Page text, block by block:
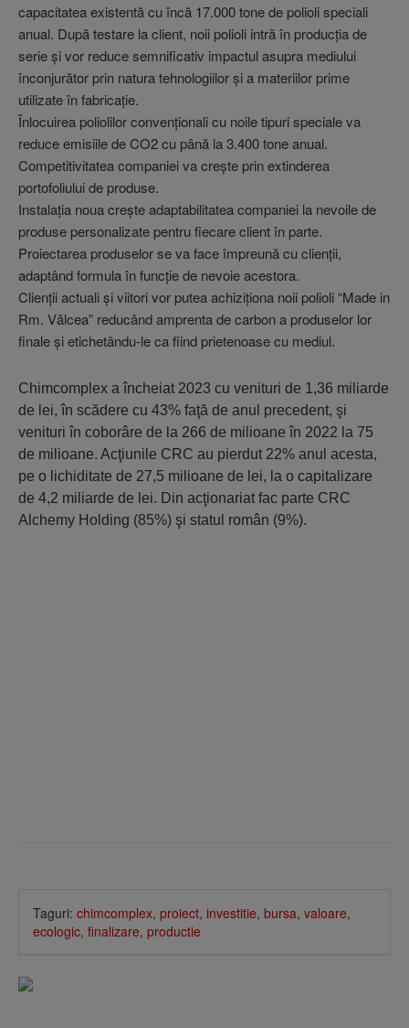
capacitatea existentă cu încă 17.000 tone de polioli speciali
anual. După testare la client, noii polioli intră în producţia de
serie şi vor reduce semnificativ impactul asupra mediului
înconjurător prin natura tehnologiilor şi a materiilor prime
utilizate în fabricaţie.
Înlocuirea poliolilor convenţionali cu noile tipuri speciale va
reduce emisiile de CO2 cu până la 3.400 tone anual.
Competitivitatea companiei va creşte prin extinderea
portofoliului de produse.
Instalaţia noua creşte adaptabilitatea companiei la nevoile de
produse personalizate pentru fiecare client în parte.
Proiectarea produselor se va face împreună cu clienţii,
adaptând formula în funcţie de nevoie acestora.
Clienţii actuali şi viitori vor putea achiziţiona noii polioli “Made in
Rm. Vâlcea” reducând amprenta de carbon a produselor lor
finale şi etichetându-le ca fiind prietenoase cu mediul.
Chimcomplex a încheiat 2023 cu venituri de 1,36 miliarde
de lei, în scădere cu 43% faţă de anul precedent, şi
venituri în coborâre de la 266 de milioane în 2022 la 75
de milioane. Acţiunile CRC au pierdut 22% anul acesta,
pe o lichiditate de 27,5 milioane de lei, la o capitalizare
de 4,2 miliarde de lei. Din acţionariat fac parte CRC
Alchemy Holding (85%) şi statul român (9%).
Taguri: chimcomplex, proiect, investitie, bursa, valoare,
ecologic, finalizare, productie